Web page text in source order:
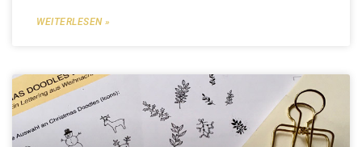
WEITERLESEN »